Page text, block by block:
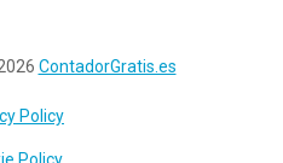
ContadorGratis.es
Policy